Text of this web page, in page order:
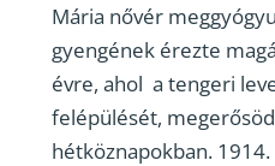
Mária nővér
gyengének érezte
évre, ahol a tengeri
felépülését,
hétköznapokban.